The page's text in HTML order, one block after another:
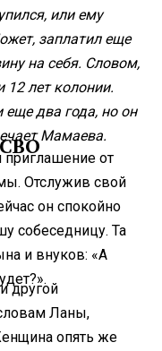
или ему
заплатил еще
на себя. Словом,
12 лет колонии.
два года, но он
Мамаева.
приглашение от
Отслужив свой
он спокойно
собеседницу. Та
и внуков: «А
другой
Ланы,
опять же